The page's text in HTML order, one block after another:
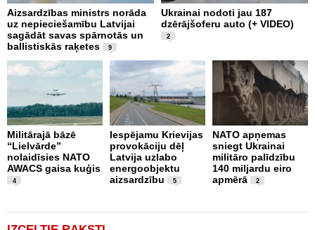
Aizsardzības ministrs norāda
uz nepieciešamību Latvijai
sagādāt savas spārnotās un
ballistiskās raķetes
9
Ukrainai nodoti jau 187
dzērājšoferu auto (+ VIDEO)
2
Militārajā bāzē
“Lielvārde”
nolaidīsies NATO
AWACS gaisa kuģis
4
Iespējamu Krievijas
provokāciju dēļ
Latvija uzlabo
energoobjektu
aizsardzību
5
NATO apņemas
sniegt Ukrainai
militāro palīdzību
140 miljardu eiro
apmērā
2